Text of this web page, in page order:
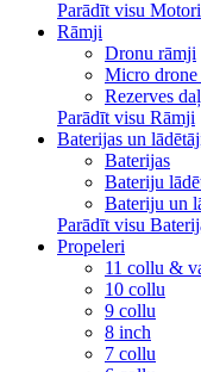
Parādīt visu Motori
Rāmji
Dronu rāmji
Micro drone
Rezerves
Parādīt visu Rāmji
Baterijas un
Baterijas
Bateriju
Bateriju un
Parādīt visu
Propeleri
11 collu &
10 collu
9 collu
8 inch
7 collu